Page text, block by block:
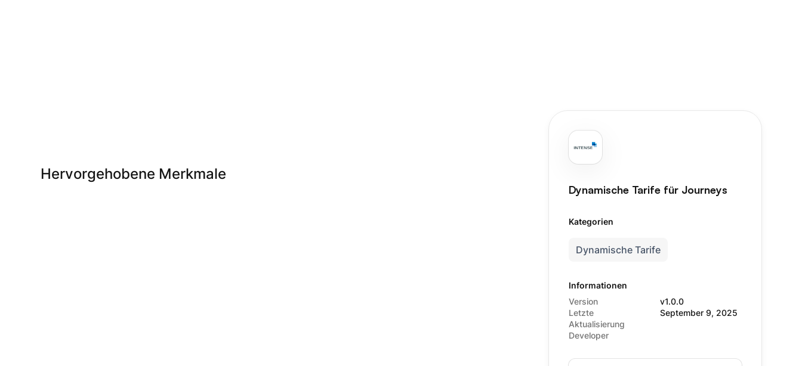
Hervorgehobene Merkmale
Dynamische Tarife für Journeys
Kategorien
Dynamische Tarife
Informationen
Version
v1.0.0
Letzte
Aktualisierung
September 9, 2025
Developer